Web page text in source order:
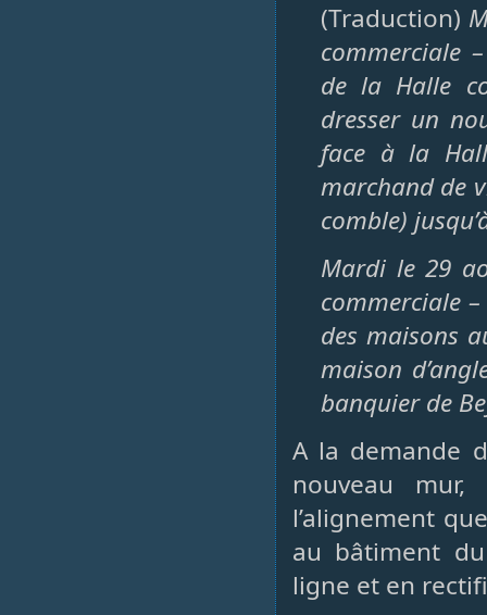
(Traduction)
commerciale
de la Halle
dresser un
face à la
marchand de
comble)
Mardi le 29
commerciale
des maisons
maison
banquier de
A la demande
nouveau
l’alignement
au bâtiment
ligne et en